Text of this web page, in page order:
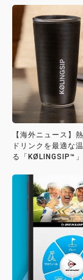
【海外ニュース】
ドリンクを最適な
る「KØLINGSIP™」